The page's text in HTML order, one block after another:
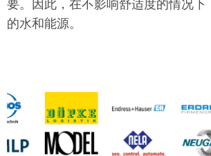
的水和能源。